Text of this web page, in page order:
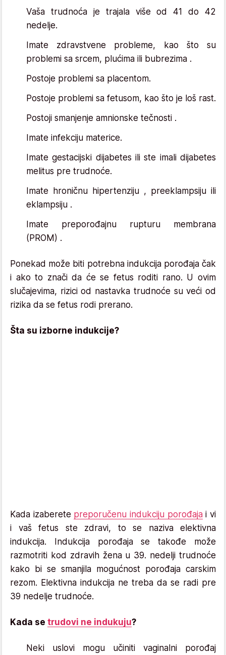
Vaša trudnoća je trajala više od 41 do 42
nedelje.
Imate zdravstvene probleme, kao što su
problemi sa srcem, plućima ili bubrezima .
Postoje problemi sa placentom.
Postoje problemi sa fetusom, kao što je loš rast.
Postoji smanjenje amnionske tečnosti .
Imate infekciju materice.
Imate gestacijski dijabetes ili ste imali dijabetes
melitus pre trudnoće.
Imate hroničnu hipertenziju , preeklampsiju ili
eklampsiju .
Imate preporođajnu rupturu membrana
(PROM) .
Ponekad može biti potrebna indukcija porođaja čak
i ako to znači da će se fetus roditi rano. U ovim
slučajevima, rizici od nastavka trudnoće su veći od
rizika da se fetus rodi prerano.
Šta su izborne indukcije?
Kada izaberete preporučenu indukciju porođajai vi
i vaš fetus ste zdravi, to se naziva elektivna
indukcija. Indukcija porođaja se takođe može
razmotriti kod zdravih žena u 39. nedelji trudnoće
kako bi se smanjila mogućnost porođaja carskim
rezom. Elektivna indukcija ne treba da se radi pre
39 nedelje trudnoće.
Kada se trudovi ne indukuju?
Neki uslovi mogu učiniti vaginalni porođaj